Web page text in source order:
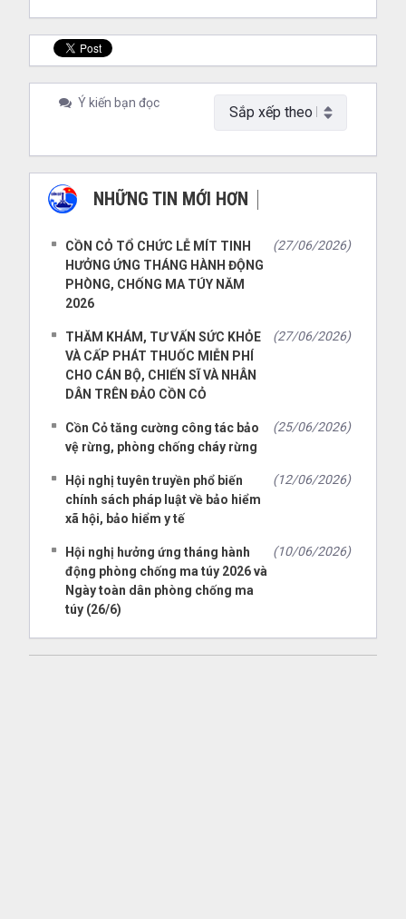
Ý kiến bạn đọc
NHỮNG TIN MỚI HƠN
CỒN CỎ TỔ CHỨC LỄ MÍT TINH
HƯỞNG ỨNG THÁNG HÀNH ĐỘNG
PHÒNG, CHỐNG MA TÚY NĂM
2026
(27/06/2026)
THĂM KHÁM, TƯ VẤN SỨC KHỎE
VÀ CẤP PHÁT THUỐC MIỄN PHÍ
CHO CÁN BỘ, CHIẾN SĨ VÀ NHÂN
DÂN TRÊN ĐẢO CỒN CỎ
(27/06/2026)
Cồn Cỏ tăng cường công tác bảo
vệ rừng, phòng chống cháy rừng
(25/06/2026)
Hội nghị tuyên truyền phổ biến
chính sách pháp luật về bảo hiểm
xã hội, bảo hiểm y tế
(12/06/2026)
Hội nghị hưởng ứng tháng hành
động phòng chống ma túy 2026 và
Ngày toàn dân phòng chống ma
túy (26/6)
(10/06/2026)